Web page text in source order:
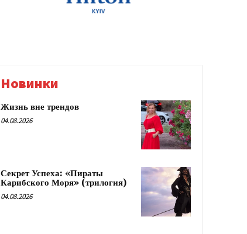
Новинки
Жизнь вне трендов
04.08.2026
Секрет Успеха: «Пираты
Карибского Моря» (трилогия)
04.08.2026